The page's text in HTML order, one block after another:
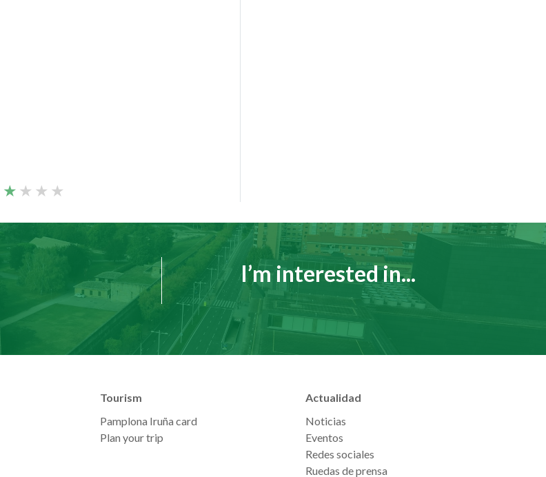
I’m interested in...
Tourism
Pamplona Iruña card
Plan your trip
Actualidad
Noticias
Eventos
Redes sociales
Ruedas de prensa